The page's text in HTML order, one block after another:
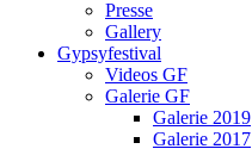
Presse
Gallery
Gypsyfestival
Videos GF
Galerie GF
Galerie 2019
Galerie 2017